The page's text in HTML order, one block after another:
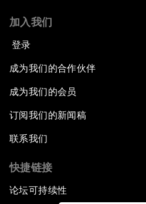
加入我们
登录
成为我们的合作伙伴
成为我们的会员
订阅我们的新闻稿
联系我们
快捷链接
论坛可持续性